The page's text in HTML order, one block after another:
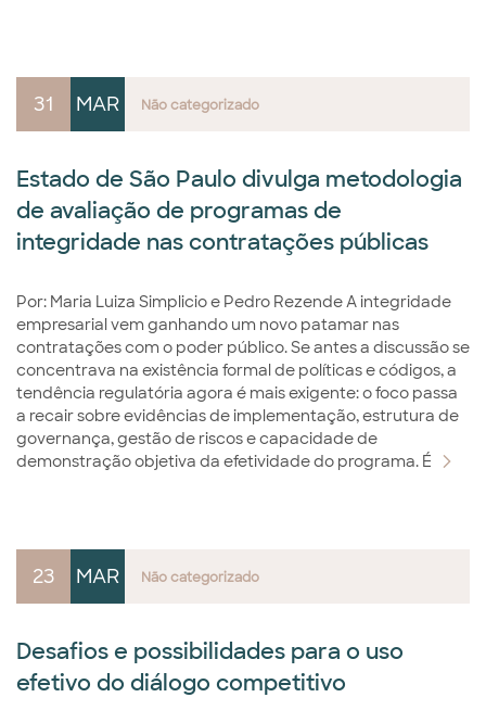
31 MAR Não categorizado
Estado de São Paulo divulga metodologia
de avaliação de programas de
integridade nas contratações públicas
Por: Maria Luiza Simplicio e Pedro Rezende A integridade
empresarial vem ganhando um novo patamar nas
contratações com o poder público. Se antes a discussão se
concentrava na existência formal de políticas e códigos, a
tendência regulatória agora é mais exigente: o foco passa
a recair sobre evidências de implementação, estrutura de
governança, gestão de riscos e capacidade de
demonstração objetiva da efetividade do programa. É
23 MAR Não categorizado
Desafios e possibilidades para o uso
efetivo do diálogo competitivo